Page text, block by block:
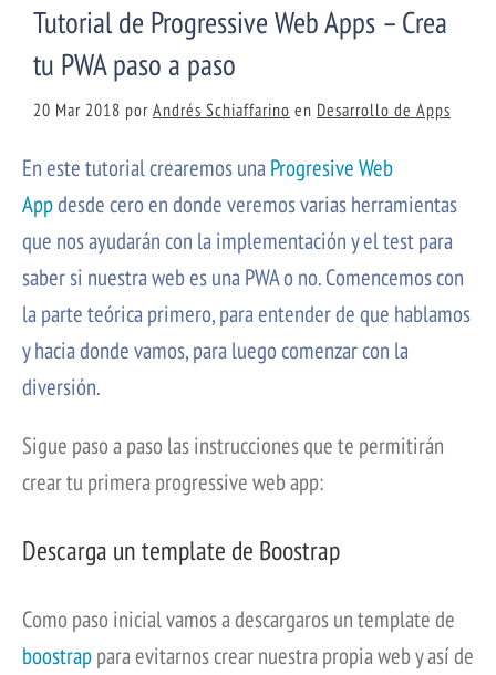
Tutorial de Progressive Web Apps – Crea
tu PWA paso a paso
20 Mar 2018 por Andrés Schiaffarino en Desarrollo de Apps
En este tutorial crearemos unaProgresive Web
Appdesde cero en donde veremos varias herramientas
que nos ayudarán con la implementación y el test para
saber si nuestra web es una PWA o no. Comencemos con
la parte teórica primero, para entender de que hablamos
y hacia donde vamos, para luego comenzar con la
diversión.
Sigue paso a paso las instrucciones que te permitirán
crear tu primera progressive web app:
Descarga un template de Boostrap
Como paso inicial vamos a descargaros un template de
boostrappara evitarnos crear nuestra propia web y así de